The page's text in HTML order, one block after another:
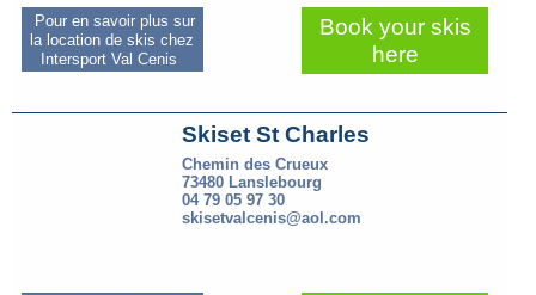
Pour en savoir plus sur
la location de skis chez
Intersport Val Cenis
Book your skis
here
Skiset St Charles
Chemin des Crueux
73480 Lanslebourg
04 79 05 97 30
skisetvalcenis@aol.com